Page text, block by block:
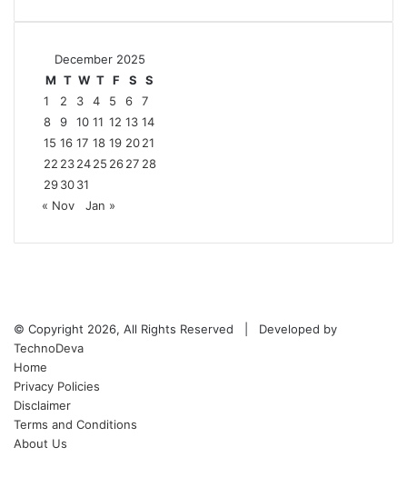
December 2025
M T W T F S
S
1
2 3 4 5 6
7
8
9 10 11 12 13 14
15 16 17 18 19 2021
22 232425 2627 28
293031
« Nov
Jan »
© Copyright 2026, All Rights Reserved | Developed by
TechnoDeva
Home
Privacy Policies
Disclaimer
Terms and Conditions
About Us